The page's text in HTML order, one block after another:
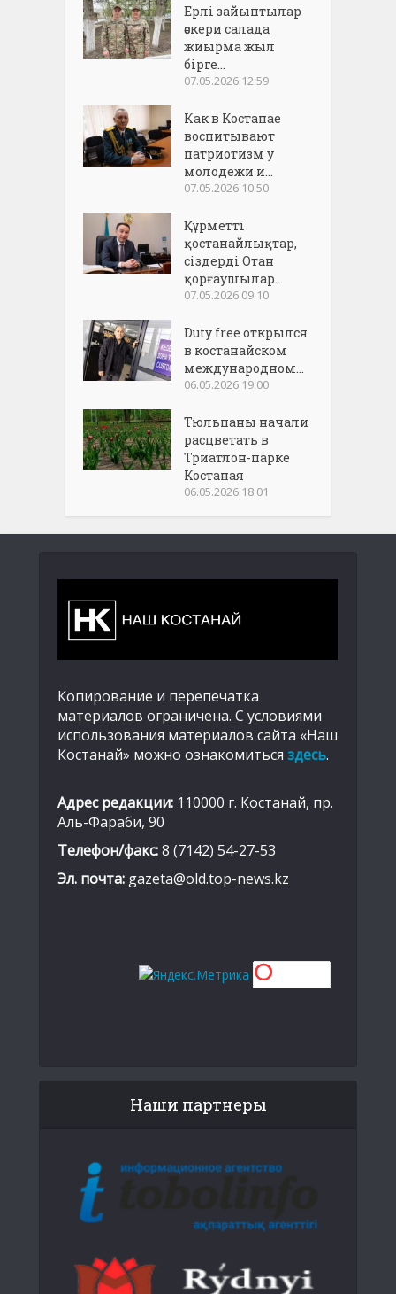
Ерлі зайыптылар
әскери салада
жиырма жыл
бірге...
07.05.2026 12:59
Как в Костанае
воспитывают
патриотизм у
молодежи и...
07.05.2026 10:50
Құрметті
қостанайлықтар,
сіздерді Отан
қорғаушылар...
07.05.2026 09:10
Duty free открылся
в костанайском
международном...
06.05.2026 19:00
Тюльпаны начали
расцветать в
Триатлон-парке
Костаная
06.05.2026 18:01
Копирование и перепечатка
материалов ограничена. С условиями
использования материалов сайта «Наш
Костанай» можно ознакомиться здесь.
Адрес редакции: 110000 г. Костанай, пр.
Аль-Фараби, 90
Телефон/факс:8 (7142) 54-27-53
Эл. почта: gazeta@old.top-news.kz
Наши партнеры